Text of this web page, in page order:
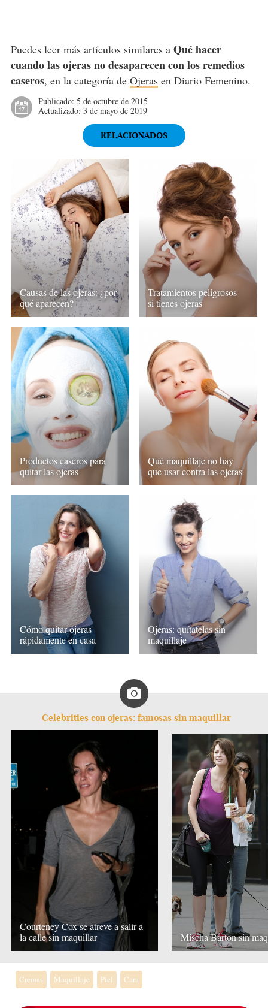
Puedes leer más artículos similares a Qué hacer
cuando las ojeras no desaparecen con los remedios
caseros, en la categoría de Ojerasen Diario Femenino.
Publicado: 5 de octubre de 2015
Actualizado: 3 de mayo de 2019
RELACIONADOS
Causas de las ojeras: ¿por
qué aparecen?
Tratamientos peligrosos
si tienes ojeras
Productos caseros para
quitar las ojeras
Qué maquillaje no hay
que usar contra las ojeras
Cómo quitar ojeras
rápidamente en casa
Ojeras: quítatelas sin
maquillaje
Celebrities con ojeras: famosas sin maquillar
Courteney Cox se atreve a salir a
la calle sin maquillar
Mischa Barton sin
Cremas Maquillaje Piel Cara